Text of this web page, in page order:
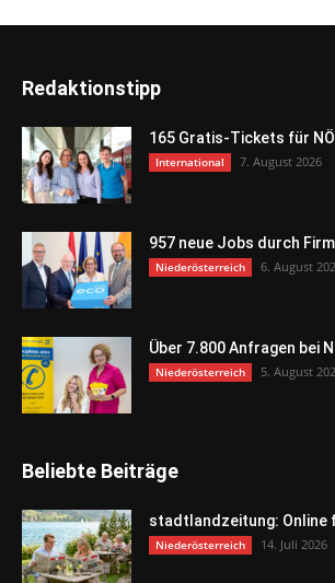
Redaktionstipp
165 Gratis-Tickets für
International 7. August 2026
957 neue Jobs durch
Niederösterreich 6. August
Über 7.800 Anfragen bei
Niederösterreich 5. August
Beliebte Beiträge
stadtlandzeitung: Online
Niederösterreich 14. Juli 2026